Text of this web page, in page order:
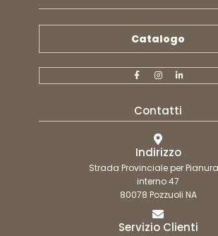
Catalogo
Contatti
Indirizzo
Strada Provinciale per
interno 47
80078 Pozzuoli NA
Servizio Clienti